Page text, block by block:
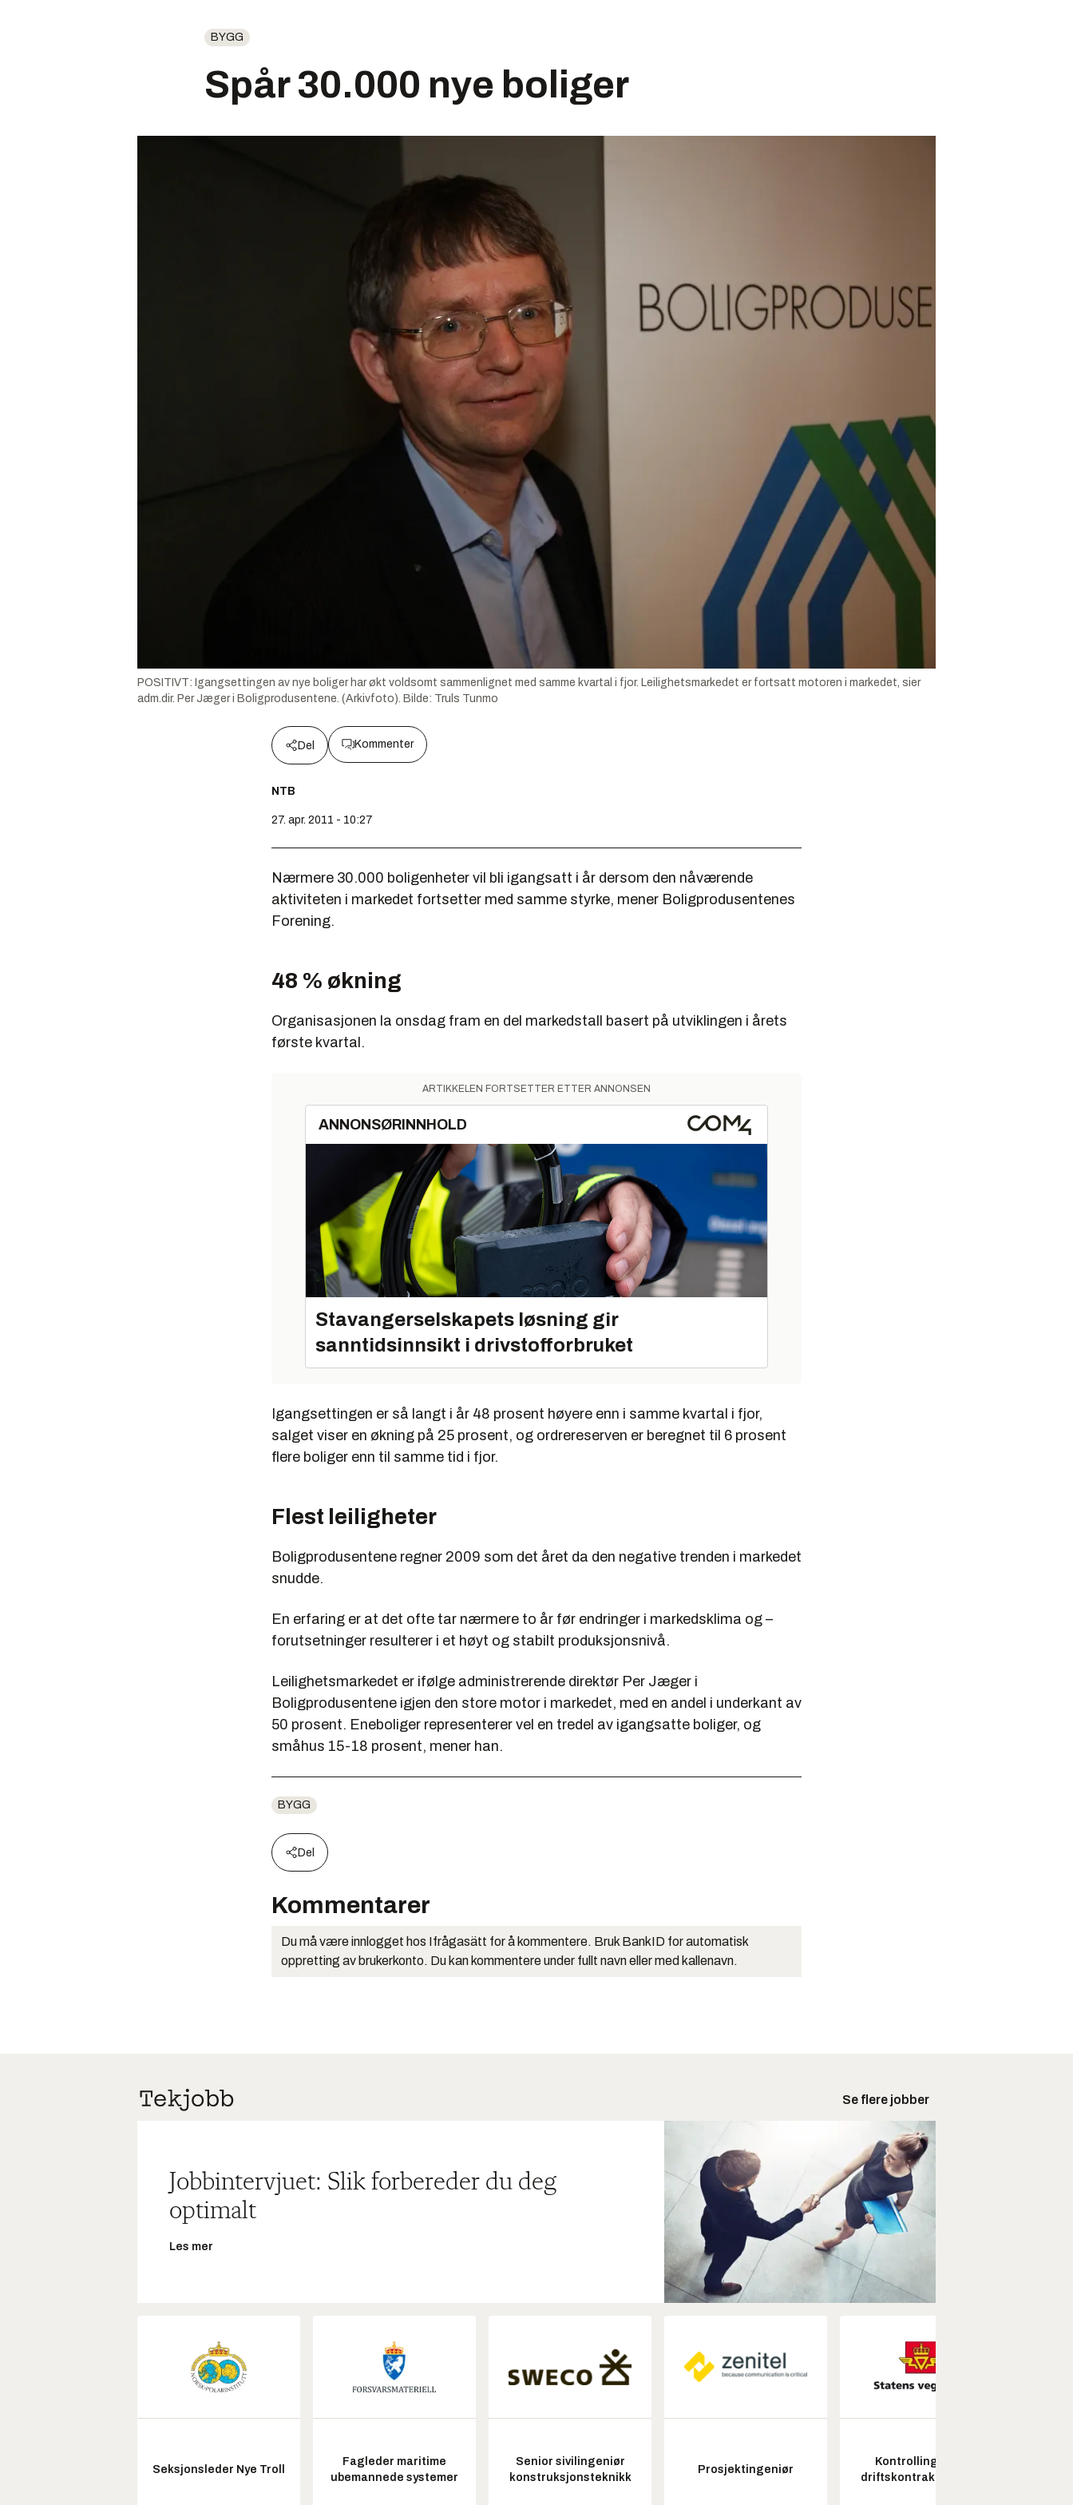
BYGG
Spår 30.000 nye boliger
POSITIVT: Igangsettingen av nye boliger har økt voldsomt sammenlignet med samme kvartal i fjor. Leilighetsmarkedet er fortsatt motoren i markedet, sier
adm.dir. Per Jæger i Boligprodusentene. (Arkivfoto). Bilde: Truls Tunmo
Del Kommenter
NTB
27. apr. 2011 - 10:27
Nærmere 30.000 boligenheter vil bli igangsatt i år dersom den nåværende
aktiviteten i markedet fortsetter med samme styrke, mener Boligprodusentenes
Forening.
48 % økning
Organisasjonen la onsdag fram en del markedstall basert på utviklingen i årets
første kvartal.
ARTIKKELEN FORTSETTER ETTER ANNONSEN
ANNONSØRINNHOLD
Stavangerselskapets løsning gir
sanntidsinnsikt i drivstofforbruket
Igangsettingen er så langt i år 48 prosent høyere enn i samme kvartal i fjor,
salget viser en økning på 25 prosent, og ordrereserven er beregnet til 6 prosent
flere boliger enn til samme tid i fjor.
Flest leiligheter
Boligprodusentene regner 2009 som det året da den negative trenden i markedet
snudde.
En erfaring er at det ofte tar nærmere to år før endringer i markedsklima og –
forutsetninger resulterer i et høyt og stabilt produksjonsnivå.
Leilighetsmarkedet er ifølge administrerende direktør Per Jæger i
Boligprodusentene igjen den store motor i markedet, med en andel i underkant av
50 prosent. Eneboliger representerer vel en tredel av igangsatte boliger, og
småhus 15-18 prosent, mener han.
BYGG
Del
Kommentarer
Du må være innlogget hos Ifrågasätt for å kommentere. Bruk BankID for automatisk
oppretting av brukerkonto. Du kan kommentere under fullt navn eller med kallenavn.
Se flere jobber
Jobbintervjuet: Slik forbereder du deg
optimalt
Les mer
Seksjonsleder Nye Troll
Fagleder maritime
ubemannede systemer
Senior sivilingeniør
konstruksjonsteknikk
Prosjektingeniør
Kontrollingeniør
driftskontrakt elektro